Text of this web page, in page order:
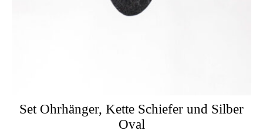
Set Ohrhänger, Kette Schiefer und Silber
Oval